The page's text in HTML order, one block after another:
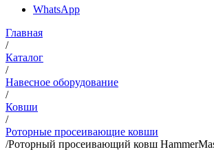
WhatsApp
Главная
/
Каталог
/
Навесное оборудование
/
Ковши
/
Роторные просеивающие ковши
/Роторный просеивающий ковш